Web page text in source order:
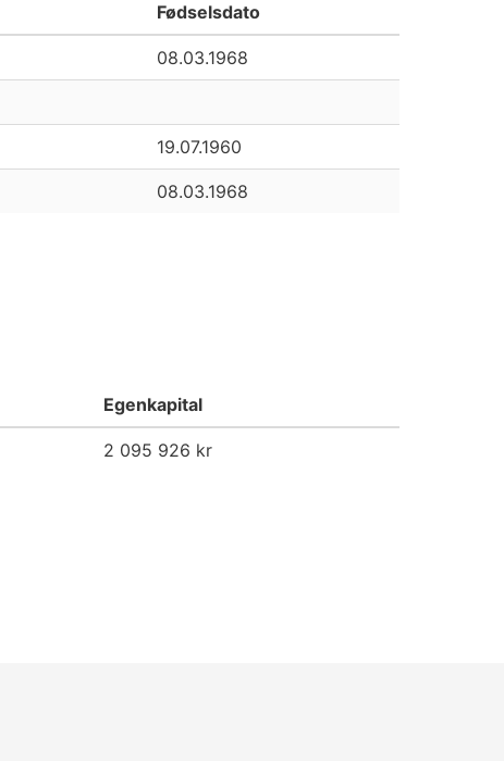
Fødselsdato
08.03.1968
19.07.1960
08.03.1968
Egenkapital
2 095 926 kr